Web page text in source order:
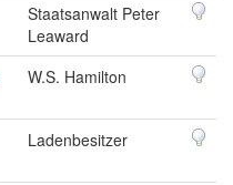
Staatsanwalt Peter
Leaward
W.S. Hamilton
Ladenbesitzer